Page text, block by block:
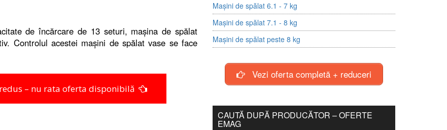
de încărcare de 13 seturi, mașina de spălat
Controlul acestei mașini de spălat vase se face
– nu rata oferta disponibilă
Mașini de spălat 6.1 - 7 kg
Mașini de spălat 7.1 - 8 kg
Mașini de spălat peste 8 kg
Vezi oferta completă + reduceri
CAUTĂ DUPĂ PRODUCĂTOR – OFERTE
EMAG